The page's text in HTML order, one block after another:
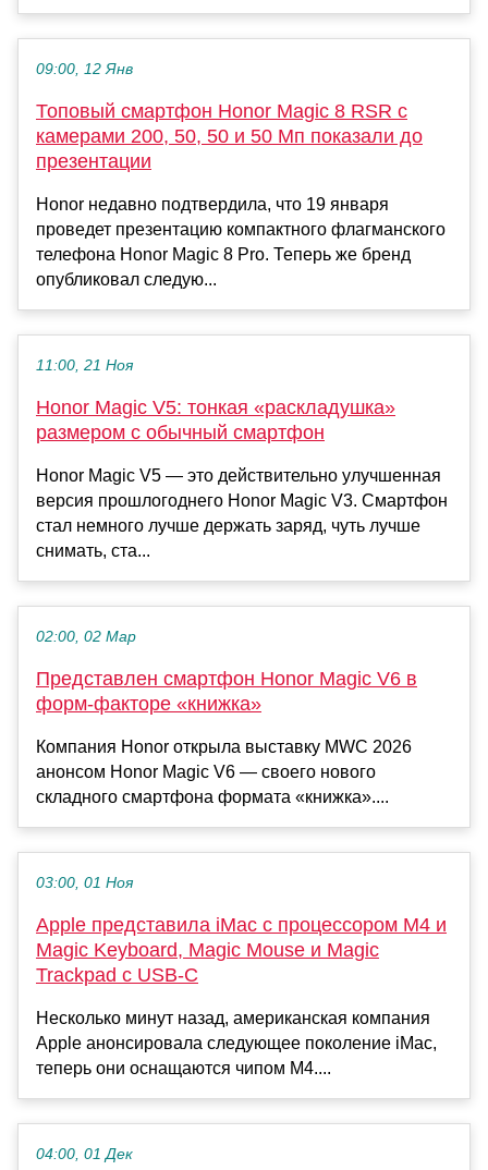
09:00, 12 Янв
Топовый смартфон Honor Magic 8 RSR с
камерами 200, 50, 50 и 50 Мп показали до
презентации
Honor недавно подтвердила, что 19 января
проведет презентацию компактного флагманского
телефона Honor Magic 8 Pro. Теперь же бренд
опубликовал следую...
11:00, 21 Ноя
Honor Magic V5: тонкая «раскладушка»
размером с обычный смартфон
Honor Magic V5 — это действительно улучшенная
версия прошлогоднего Honor Magic V3. Смартфон
стал немного лучше держать заряд, чуть лучше
снимать, ста...
02:00, 02 Мар
Представлен смартфон Honor Magic V6 в
форм-факторе «книжка»
Компания Honor открыла выставку MWC 2026
анонсом Honor Magic V6 — своего нового
складного смартфона формата «книжка»....
03:00, 01 Ноя
Apple представила iMac с процессором M4 и
Magic Keyboard, Magic Mouse и Magic
Trackpad с USB-C
Несколько минут назад, американская компания
Apple анонсировала следующее поколение iMac,
теперь они оснащаются чипом M4....
04:00, 01 Дек